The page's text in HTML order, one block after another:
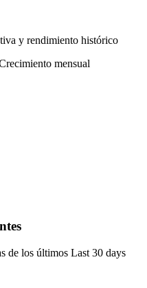
y rendimiento histórico
mensual
de los últimos Last 30 days